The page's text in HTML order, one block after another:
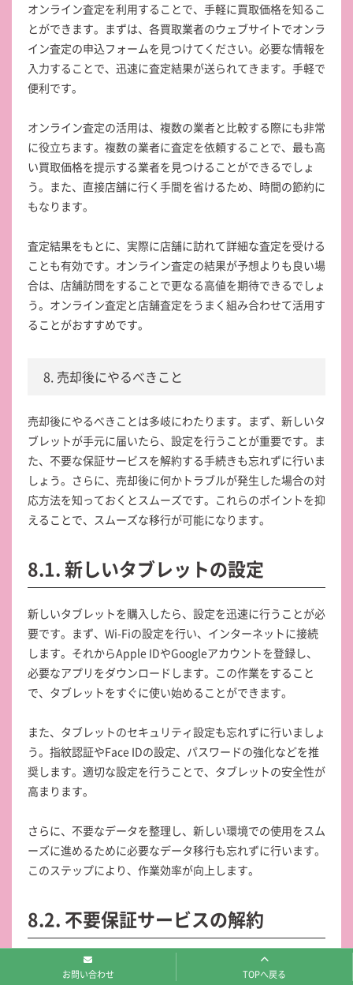
オンライン査定を利用することで、手軽に買取価格を知るこ
とができます。まずは、各買取業者のウェブサイトでオンラ
イン査定の申込フォームを見つけてください。必要な情報を
入力することで、迅速に査定結果が送られてきます。手軽で
便利です。
オンライン査定の活用は、複数の業者と比較する際にも非常
に役立ちます。複数の業者に査定を依頼することで、最も高
い買取価格を提示する業者を見つけることができるでしょ
う。また、直接店舗に行く手間を省けるため、時間の節約に
もなります。
査定結果をもとに、実際に店舗に訪れて詳細な査定を受ける
ことも有効です。オンライン査定の結果が予想よりも良い場
合は、店舗訪問をすることで更なる高値を期待できるでしょ
う。オンライン査定と店舗査定をうまく組み合わせて活用す
ることがおすすめです。
8. 売却後にやるべきこと
売却後にやるべきことは多岐にわたります。まず、新しいタ
ブレットが手元に届いたら、設定を行うことが重要です。ま
た、不要な保証サービスを解約する手続きも忘れずに行いま
しょう。さらに、売却後に何かトラブルが発生した場合の対
応方法を知っておくとスムーズです。これらのポイントを抑
えることで、スムーズな移行が可能になります。
8.1. 新しいタブレットの設定
新しいタブレットを購入したら、設定を迅速に行うことが必
要です。まず、Wi-Fiの設定を行い、インターネットに接続
します。それからApple IDやGoogleアカウントを登録し、
必要なアプリをダウンロードします。この作業をすること
で、タブレットをすぐに使い始めることができます。
また、タブレットのセキュリティ設定も忘れずに行いましょ
う。指紋認証やFace IDの設定、パスワードの強化などを推
奨します。適切な設定を行うことで、タブレットの安全性が
高まります。
さらに、不要なデータを整理し、新しい環境での使用をスム
ーズに進めるために必要なデータ移行も忘れずに行います。
このステップにより、作業効率が向上します。
8.2. 不要保証サービスの解約
タブレットの売却後に発生するコストを削減するには、不必
お問い合わせ TOPへ戻る